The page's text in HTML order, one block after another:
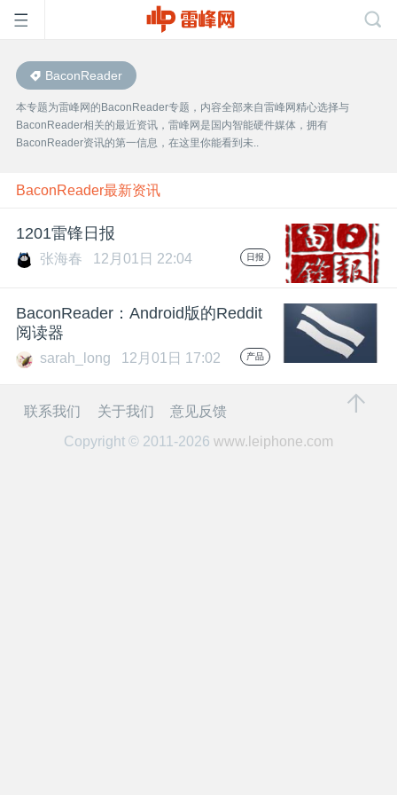
首
页
雷
峰
公
BaconReader
本专题为雷峰网的BaconReader专题，内容全部来自雷峰网精心选择与
BaconReader相关的最近资讯，雷峰网是国内智能硬件媒体，拥有
BaconReader资讯的第一信息，在这里你能看到未..
BaconReader最新资讯
1201雷锋日报
张海春 12月01日 22:04 日报
BaconReader：Android版的Reddit
阅读器
sarah_long 12月01日 17:02 产品
联系我们 关于我们
意见反馈
Copyright © 2011-2026 www.leiphone.com